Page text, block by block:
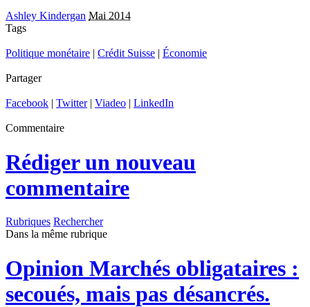
Ashley Kindergan Mai 2014
Tags
Politique monétaire | Crédit Suisse | Économie
Partager
Facebook | Twitter| Viadeo | LinkedIn
Commentaire
Rédiger un nouveau
commentaire
Rubriques Rechercher
Dans la même rubrique
Opinion Marchés obligataires :
secoués, mais pas désancrés.